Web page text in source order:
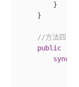
		}
	}
	//方法四
	public